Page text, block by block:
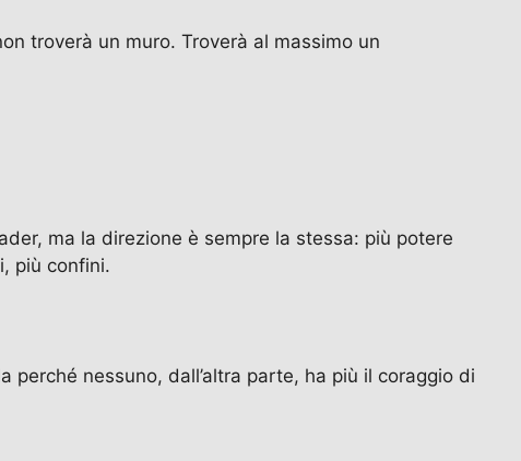
troverà un muro. Troverà al massimo un
ma la direzione è sempre la stessa: più potere
più confini.
perché nessuno, dall’altra parte, ha più il coraggio di